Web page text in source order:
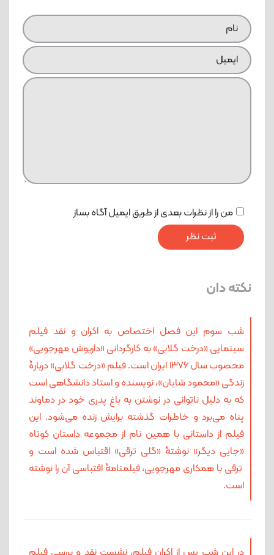
من را از نظرات بعدی از طریق ایمیل آگاه بساز
نکته دان
شب سوم این فصل اختصاص به اکران و نقد فیلم
سینمایی «درخت گلابی» به کارگردانی «داریوش مهرجویی»
محصوب سال ۱۳۷۶ ایران است. فیلم «درخت گلابی» دربارۀ
زندگی «محمود شایان»، نویسنده و استاد دانشگاهی است
که به دلیل ناتوانی در نوشتن به باغ پدری خود در دماوند
پناه می‌برد و خاطرات گذشته برایش زنده می‌شود. این
فیلم از داستانی با همین نام از مجموعه داستان کوتاه
«جایی دیگر» نوشتۀ «گلی ترقی» اقتباس شده است و
ترقی با همکاری مهرجویی، فیلمنامۀ اقتباسی آن را نوشته
است.